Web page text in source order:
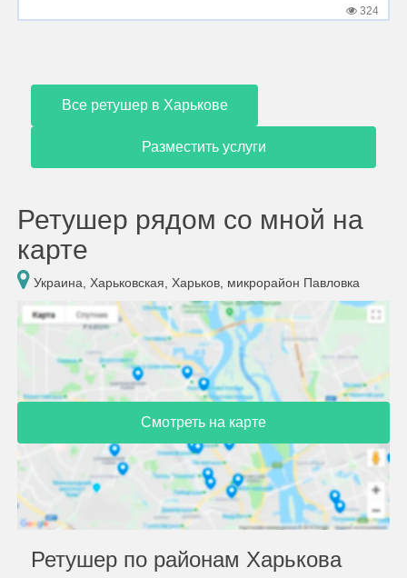
324
Все ретушер в Харькове
Разместить услуги
Ретушер рядом со мной на
карте
Украина, Харьковская, Харьков, микрорайон Павловка
Смотреть на карте
Ретушер по районам Харькова